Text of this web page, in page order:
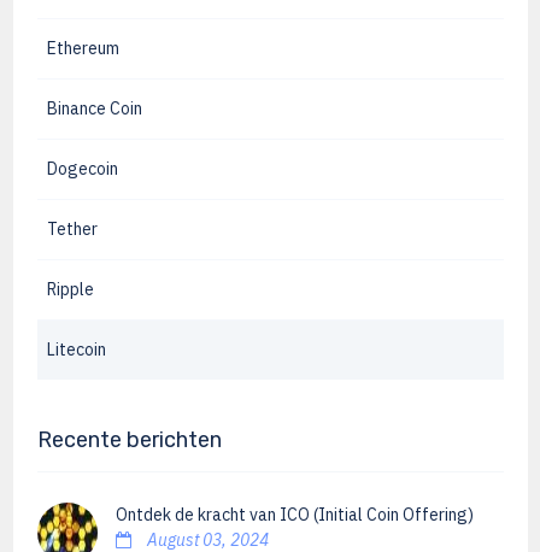
Ethereum
Binance Coin
Dogecoin
Tether
Ripple
Litecoin
Recente berichten
Ontdek de kracht van ICO (Initial Coin Offering)
August 03, 2024